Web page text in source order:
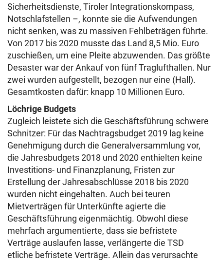
Sicherheitsdienste, Tiroler Integrationskompass,
Notschlafstellen –, konnte sie die Aufwendungen
nicht senken, was zu massiven Fehlbeträgen führte.
Von 2017 bis 2020 musste das Land 8,5 Mio. Euro
zuschießen, um eine Pleite abzuwenden. Das größte
Desaster war der Ankauf von fünf Traglufthallen. Nur
zwei wurden aufgestellt, bezogen nur eine (Hall).
Gesamtkosten dafür: knapp 10 Millionen Euro.
Löchrige Budgets
Zugleich leistete sich die Geschäftsführung schwere
Schnitzer: Für das Nachtragsbudget 2019 lag keine
Genehmigung durch die Generalversammlung vor,
die Jahresbudgets 2018 und 2020 enthielten keine
Investitions- und Finanzplanung, Fristen zur
Erstellung der Jahresabschlüsse 2018 bis 2020
wurden nicht eingehalten. Auch bei teuren
Mietverträgen für Unterkünfte agierte die
Geschäftsführung eigenmächtig. Obwohl diese
mehrfach argumentierte, dass sie befristete
Verträge auslaufen lasse, verlängerte die TSD
etliche befristete Verträge. Allein das verursachte